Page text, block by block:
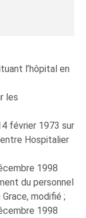
l’hôpital en
les
février 1973 sur
Hospitalier
1998
du personnel
modifié ;
1998